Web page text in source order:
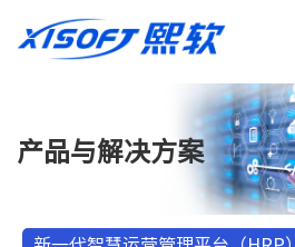
产品与解决方案